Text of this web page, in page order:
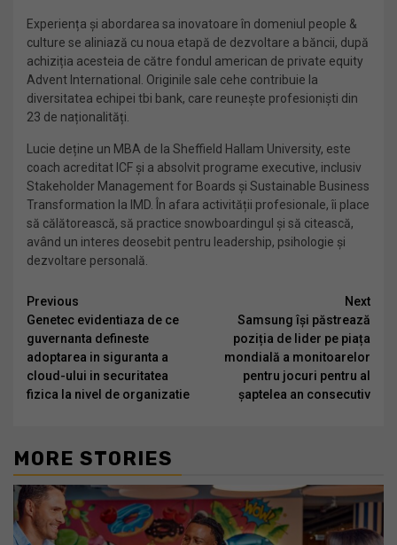
Experiența și abordarea sa inovatoare în domeniul people &
culture se aliniază cu noua etapă de dezvoltare a băncii, după
achiziția acesteia de către fondul american de private equity
Advent International. Originile sale cehe contribuie la
diversitatea echipei tbi bank, care reunește profesioniști din
23 de naționalități.
Lucie deține un MBA de la Sheffield Hallam University, este
coach acreditat ICF și a absolvit programe executive, inclusiv
Stakeholder Management for Boards și Sustainable Business
Transformation la IMD. În afara activității profesionale, îi place
să călătorească, să practice snowboardingul și să citească,
având un interes deosebit pentru leadership, psihologie și
dezvoltare personală.
Continue
Reading
Previous
Genetec evidentiaza de ce
guvernanta defineste
adoptarea in siguranta a
cloud-ului in securitatea
fizica la nivel de organizatie
Next
Samsung își păstrează
poziția de lider pe piața
mondială a monitoarelor
pentru jocuri pentru al
șaptelea an consecutiv
MORE STORIES